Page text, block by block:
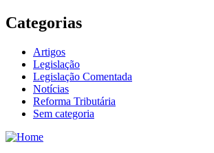
Categorias
Artigos
Legislação
Legislação Comentada
Notícias
Reforma Tributária
Sem categoria